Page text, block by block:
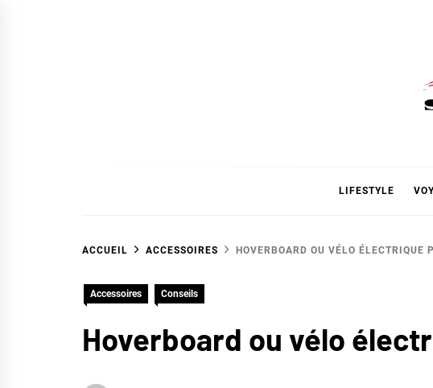
SAVC
LIFESTYLE
ACCUEIL ACCESSOIRES HOVERBOARD OU VÉLO ÉLECTRIQUE
Accessoires Conseils
Hoverboard ou vélo